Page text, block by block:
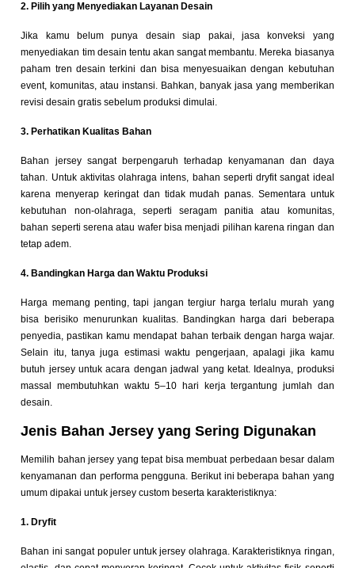
2. Pilih yang Menyediakan Layanan Desain
Jika kamu belum punya desain siap pakai, jasa konveksi yang
menyediakan tim desain tentu akan sangat membantu. Mereka biasanya
paham tren desain terkini dan bisa menyesuaikan dengan kebutuhan
event, komunitas, atau instansi. Bahkan, banyak jasa yang memberikan
revisi desain gratis sebelum produksi dimulai.
3. Perhatikan Kualitas Bahan
Bahan jersey sangat berpengaruh terhadap kenyamanan dan daya
tahan. Untuk aktivitas olahraga intens, bahan seperti dryfit sangat ideal
karena menyerap keringat dan tidak mudah panas. Sementara untuk
kebutuhan non-olahraga, seperti seragam panitia atau komunitas,
bahan seperti serena atau wafer bisa menjadi pilihan karena ringan dan
tetap adem.
4. Bandingkan Harga dan Waktu Produksi
Harga memang penting, tapi jangan tergiur harga terlalu murah yang
bisa berisiko menurunkan kualitas. Bandingkan harga dari beberapa
penyedia, pastikan kamu mendapat bahan terbaik dengan harga wajar.
Selain itu, tanya juga estimasi waktu pengerjaan, apalagi jika kamu
butuh jersey untuk acara dengan jadwal yang ketat. Idealnya, produksi
massal membutuhkan waktu 5–10 hari kerja tergantung jumlah dan
desain.
Jenis Bahan Jersey yang Sering Digunakan
Memilih bahan jersey yang tepat bisa membuat perbedaan besar dalam
kenyamanan dan performa pengguna. Berikut ini beberapa bahan yang
umum dipakai untuk jersey custom beserta karakteristiknya:
1. Dryfit
Bahan ini sangat populer untuk jersey olahraga. Karakteristiknya ringan,